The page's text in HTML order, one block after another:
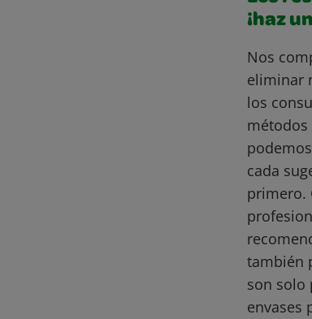
¡haz
Nos
eliminar
los
cada
primero.
también
son solo
envases